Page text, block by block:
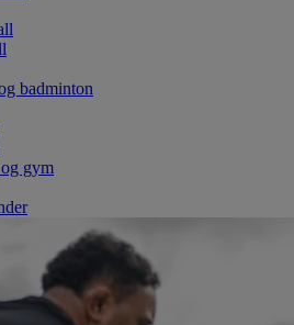
badminton
gym